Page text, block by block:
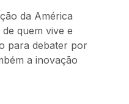
da América
quem vive e
para debater por
a inovação